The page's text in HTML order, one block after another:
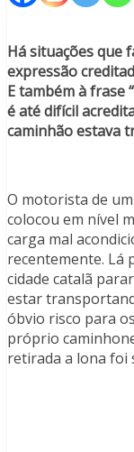
Há situações que
expressão
E também à frase
é até difícil
caminhão estava
O motorista de
colocou em nível
carga mal
recentemente. Lá
cidade catalã
estar
óbvio risco para
próprio
retirada a lona foi